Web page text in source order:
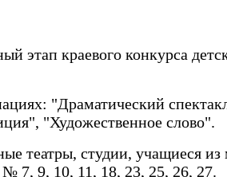
этап краевого конкурса
"Драматический
"Художественное слово".
театры, студии, учащиеся
7, 9, 10, 11, 18, 23, 25, 26, 27.